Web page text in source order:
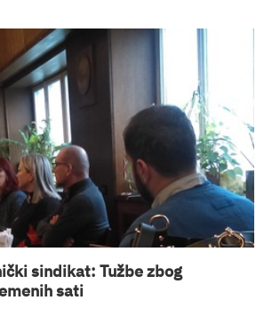
sindikat: Tužbe zbog
sati